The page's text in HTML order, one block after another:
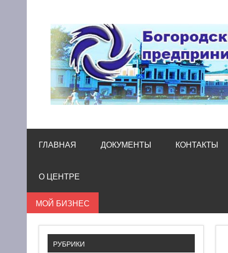
ГЛАВНАЯ ДОКУМЕНТЫ КОНТАКТЫ
О ЦЕНТРЕ
МОЙ БИЗНЕС
РУБРИКИ